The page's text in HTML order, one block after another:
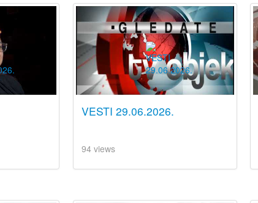
VESTI 29.06.2026.
94 views